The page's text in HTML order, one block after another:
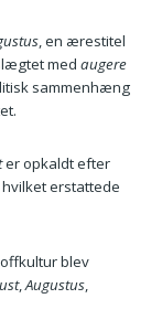
, en ærestitel
med augere
sammenhæng
er opkaldt efter
erstattede
blev
,Augustus,